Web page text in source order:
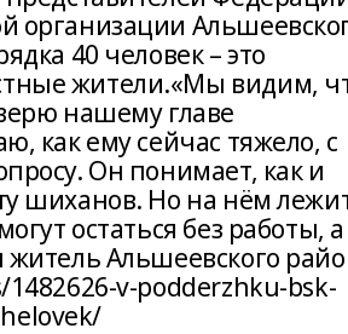
организации
40 человек – это
жители.«Мы видим,
нашему главе
как ему сейчас тяжело, с
Он понимает, как и
шиханов. Но на нём
остаться без работы, а
Альшеевского
v-podderzhku-bsk-